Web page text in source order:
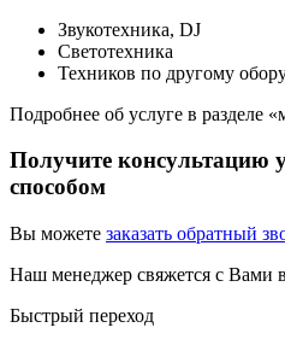
Звукотехника, DJ
Светотехника
Техников по другому
Подробнее об услуге в разделе
Получите консультацию
способом
Вы можете заказать обратный
Наш менеджер свяжется с Вами
Быстрый переход